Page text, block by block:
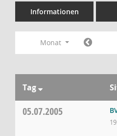
Informationen
Monat
Tag
05.07.2005